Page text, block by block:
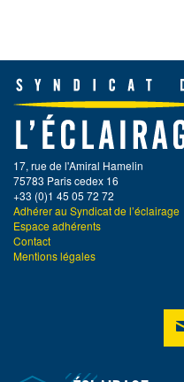
17, rue de l'Amiral Hamelin
75783 Paris cedex 16
+33 (0)1 45 05 72 72
Adhérer au Syndicat de l’éclairage
Espace adhérents
Contact
Mentions légales